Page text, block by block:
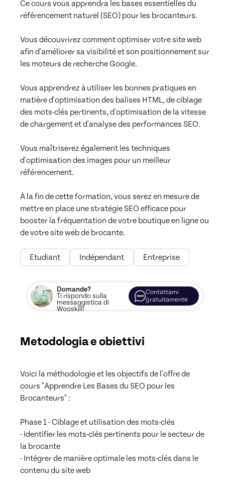
Ce cours vous apprendra les bases essentielles du
référencement naturel (SEO) pour les brocanteurs.
Vous découvrirez comment optimiser votre site web
afin d'améliorer sa visibilité et son positionnement sur
les moteurs de recherche Google.
Vous apprendrez à utiliser les bonnes pratiques en
matière d'optimisation des balises HTML, de ciblage
des mots-clés pertinents, d'optimisation de la vitesse
de chargement et d'analyse des performances SEO.
Vous maîtriserez également les techniques
d'optimisation des images pour un meilleur
référencement.
À la fin de cette formation, vous serez en mesure de
mettre en place une stratégie SEO efficace pour
booster la fréquentation de votre boutique en ligne ou
de votre site web de brocante.
Etudiant Indépendant Entreprise
Domande?
Ti rispondo sulla
messaggistica di
Wooskill!
Contattami
gratuitamente
Metodologia e obiettivi
Voici la méthodologie et les objectifs de l'offre de
cours "Apprendre Les Bases du SEO pour les
Brocanteurs" :
Phase 1 - Ciblage et utilisation des mots-clés
- Identifier les mots-clés pertinents pour le secteur de
la brocante
- Intégrer de manière optimale les mots-clés dans le
contenu du site web